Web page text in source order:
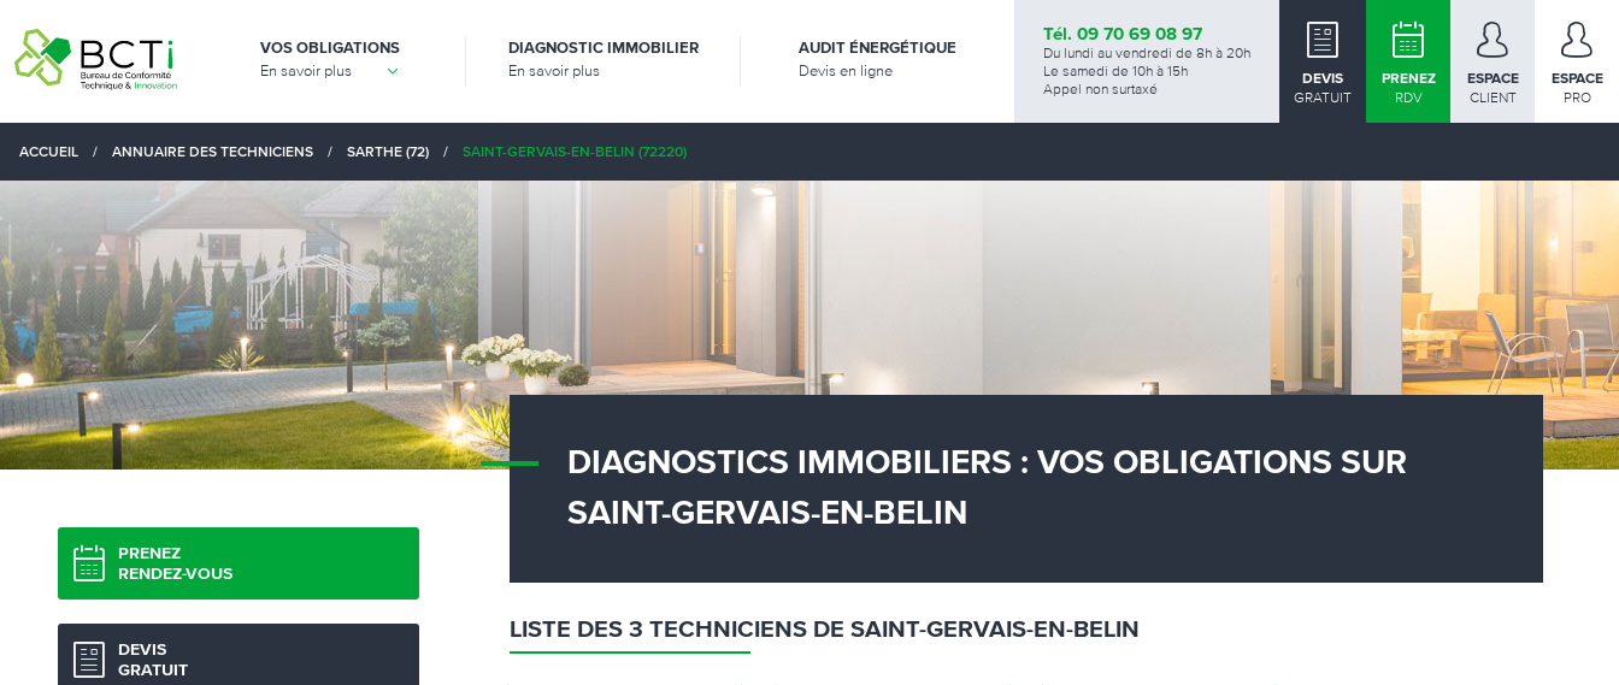
VOS OBLIGATIONS
En savoir plus
DIAGNOSTIC IMMOBILIER
En savoir plus
AUDIT ÉNERGÉTIQUE
Devis en ligne
Tél. 09 70 69 08 97
Du lundi au vendredi de 8h à 20h
Le samedi de 10h à 15h
Appel non surtaxé
DEVIS
GRATUIT
PRENEZ
RDV
ESPACE
CLIENT
ESPACE
PRO
ACCUEIL / ANNUAIRE DES TECHNICIENS / SARTHE (72) / SAINT-GERVAIS-EN-BELIN (72220)
PRENEZ
RENDEZ-VOUS
DEVIS
GRATUIT
DIAGNOSTICS IMMOBILIERS : VOS OBLIGATIONS SUR
SAINT-GERVAIS-EN-BELIN
LISTE DES 3 TECHNICIENS DE SAINT-GERVAIS-EN-BELIN